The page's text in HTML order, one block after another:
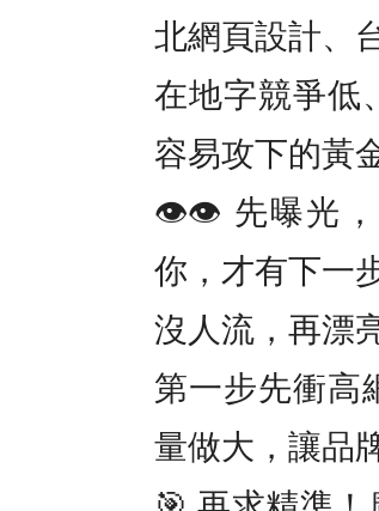
北網頁設計、
在地字競爭低
容易攻下的黃
👁️‍👁️‍ 先曝光，
你，才有下一
沒人流，再漂
第一步先衝高
量做大，讓品